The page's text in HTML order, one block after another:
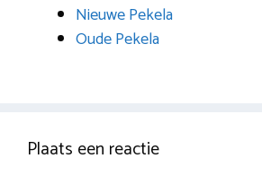
Nieuwe Pekela
Oude Pekela
Plaats een reactie